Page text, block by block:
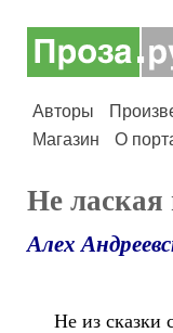
Авторы
Магазин
О
Не лаская
Алех
Не из сказки